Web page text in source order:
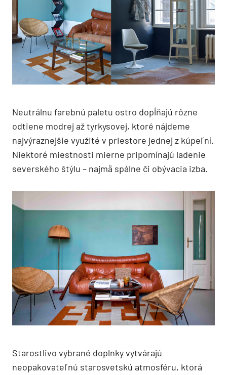
Neutrálnu farebnú paletu ostro dopĺňajú rôzne
odtiene modrej až tyrkysovej, ktoré nájdeme
najvýraznejšie využité v priestore jednej z kúpeľní.
Niektoré miestnosti mierne pripomínajú ladenie
severského štýlu – najmä spálne či obývacia izba.
Starostlivo vybrané doplnky vytvárajú
neopakovateľnú starosvetskú atmosféru, ktorá